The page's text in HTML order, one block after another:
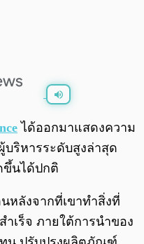
ได้ออกมาแสดงความ
บริหารระดับสูงล่าสุด
ขึ้นได้ปกติ
นหลังจากที่เขาทำสิ่งที่
เร็จ ภายใต้การนำของ